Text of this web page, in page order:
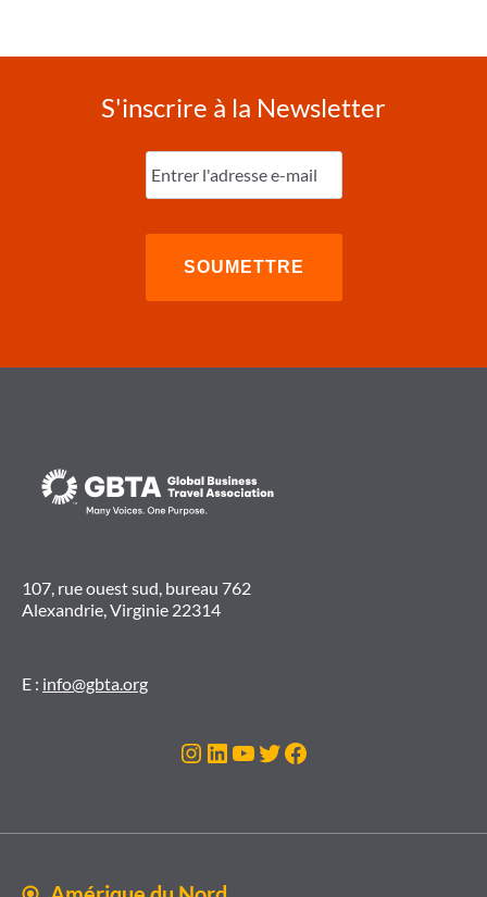
S'inscrire à la Newsletter
Entrez
l'e-
mail
107, rue ouest sud, bureau 762
Alexandrie, Virginie 22314
E : info@gbta.org
Instagram
LinkedIn
YouTube
Twitter
Facebook